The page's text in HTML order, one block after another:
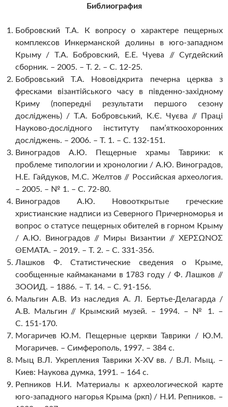
Библиография
Бобровский Т.А. К вопросу о характере пещерных
комплексов Инкерманской долины в юго-западном
Крыму / Т.А. Бобровский, Е.Е. Чуева // Сугдейский
сборник. – 2005. – Т. 2. – С. 12-25.
Бобровський Т.А. Нововідкрита печерна церква з
фресками візантійського часу в південно-західному
Криму (попередні результати першого сезону
дослiджень) / Т.А. Бобровський, К.Є. Чуєва // Праці
Науково-дослідного інституту пам’яткоохоронних
досліджень. – 2006. – Т. 1. – С. 132-151.
Виноградов А.Ю. Пещерные храмы Таврики: к
проблеме типологии и хронологии / А.Ю. Виноградов,
Н.Е. Гайдуков, М.С. Желтов // Российская археология.
– 2005. – № 1. – С. 72-80.
Виноградов А.Ю. Новооткрытые греческие
христианские надписи из Северного Причерноморья и
вопрос о статусе пещерных обителей в горном Крыму
/ А.Ю. Виноградов // Миры Византии // ΧΕΡΣΩΝΟΣ
ΘΕΜΑΤΑ. – 2019. – Т. 2. – С. 331-356.
Лашков Ф. Статистические сведения о Крыме,
сообщенные каймаканами в 1783 году / Ф. Лашков //
ЗООИД. – 1886. – Т. 14. – С. 91-156.
Мальгин А.В. Из наследия А. Л. Бертье-Делагарда /
А.В. Мальгин // Крымский музей. – 1994. – № 1. –
С. 151-170.
Могаричев Ю.М. Пещерные церкви Таврики / Ю.М.
Могаричев. – Симферополь, 1997. – 384 с.
Мыц В.Л. Укрепления Таврики Х-ХV вв. / В.Л. Мыц. –
Киев: Наукова думка, 1991. – 164 с.
Репников Н.И. Материалы к археологической карте
юго-западного нагорья Крыма (ркп) / Н.И. Репников. –